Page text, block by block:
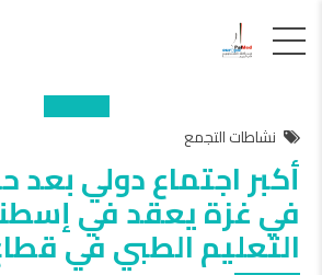
نشاطات التجمع
أكبر اجتماع دولي بعد
في غزة يعقد في
التعليم الطبي في